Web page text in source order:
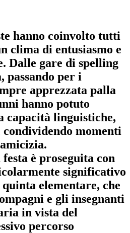
hanno coinvolto tutti
clima di entusiasmo e
Dalle gare di spelling
passando per i
apprezzata palla
hanno potuto
capacità linguistiche,
momenti
è proseguita con
significativo
elementare, che
e gli insegnanti
in vista del
percorso